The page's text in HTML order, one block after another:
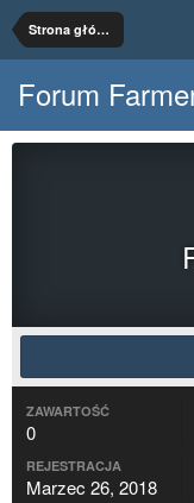
Strona główna
Forum
ZAWARTOŚĆ
0
REJESTRACJA
Marzec 26, 2018